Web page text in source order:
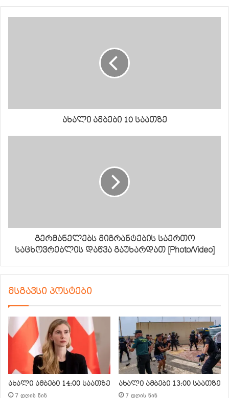
ახალი ამბები 10 საათზე
გერმანელებს მიგრანტების საერთო
საცხოვრებლის დაწვა გაუხარდათ [Photo/Video]
მსგავსი პოსტები
ახალი ამბები 14:00 საათზე ახალი ამბები 13:00 საათზე